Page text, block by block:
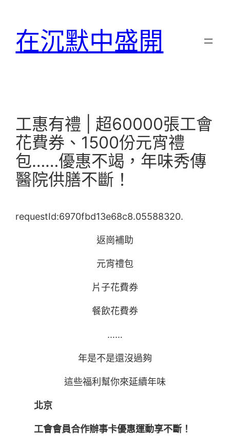
在沉默中盛開
工惠有禮 | 超60000張工會
花費券、1500份元宵禮
包……優惠不竭，年味秀傳
醫院供膳不斷！
requestId:6970fbd13e68c8.05588320.
返崗補助
元宵禮包
片子花費券
餐飲花費券
……
年是不是還沒過夠
這些福利幫你來延續年味
北京
工會會員合作辦事卡優惠運動享不斷！